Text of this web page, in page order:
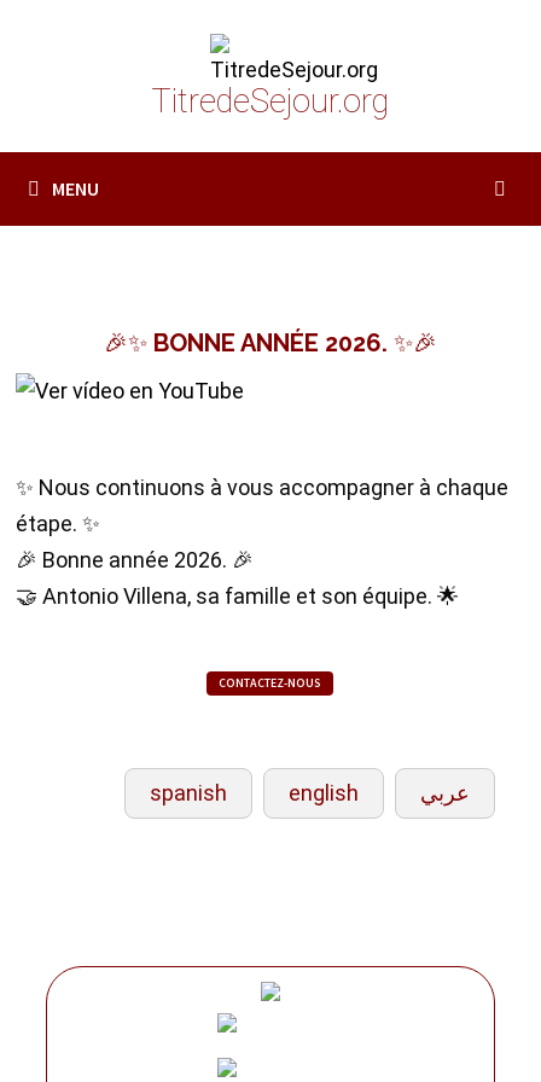
TitredeSejour.org
MENU
🎉✨ BONNE ANNÉE 2026. ✨🎉
✨ Nous continuons à vous accompagner à chaque
étape. ✨
🎉 Bonne année 2026. 🎉
🤝 Antonio Villena, sa famille et son équipe. 🌟
CONTACTEZ-NOUS
spanish english عربي